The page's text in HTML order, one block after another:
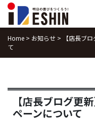
Skip
content
Home > お知らせ >
【店長ブ
て
【店長ブログ更
ペーンについて